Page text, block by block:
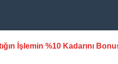
İşlemin %10 Kadarını